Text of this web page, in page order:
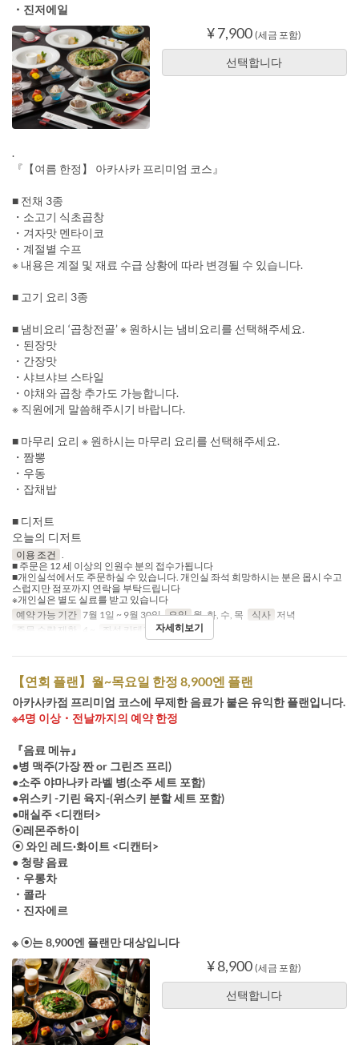
・진저에일
¥ 7,900 (세금 포함)
선택합니다
.
『【여름 한정】 아카사카 프리미엄 코스』
■ 전채 3종
・소고기 식초곱창
・겨자맛 멘타이코
・계절별 수프
※ 내용은 계절 및 재료 수급 상황에 따라 변경될 수 있습니다.
■ 고기 요리 3종
■ 냄비요리 ‘곱창전골’ ※ 원하시는 냄비요리를 선택해주세요.
・된장맛
・간장맛
・샤브샤브 스타일
・야채와 곱창 추가도 가능합니다.
※ 직원에게 말씀해주시기 바랍니다.
■ 마무리 요리 ※ 원하시는 마무리 요리를 선택해주세요.
・짬뽕
・우동
・잡채밥
■ 디저트
오늘의 디저트
이용 조건 .
■ 주문은 12 세 이상의 인원수 분의 접수가됩니다
■개인실석에서도 주문하실 수 있습니다. 개인실 좌석 희망하시는 분은 몹시 수고
스럽지만 점포까지 연락을 부탁드립니다
※개인실은 별도 실료를 받고 있습니다
예약 가능 기간 7월 1일 ~ 9월 30일 요일 월, 화, 수, 목 식사 저녁
주문 수량 제한
4 ~ 좌석 카테고리 Dine-in
자세히보기
【연회 플랜】월~목요일 한정 8,900엔 플랜
아카사카점 프리미엄 코스에 무제한 음료가 붙은 유익한 플랜입니다.
※4명 이상・전날까지의 예약 한정
『음료 메뉴』
●병 맥주(가장 짠 or 그린즈 프리)
●소주 야마나카 라벨 병(소주 세트 포함)
●위스키 -기린 육지-(위스키 분할 세트 포함)
●매실주 <디캔터>
⦿레몬주하이
⦿ 와인 레드·화이트 <디캔터>
● 청량 음료
・우롱차
・콜라
・진자에르
※ ⦿는 8,900엔 플랜만 대상입니다
¥ 8,900 (세금 포함)
선택합니다